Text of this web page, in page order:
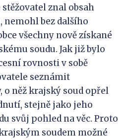
znal obsah
nemohl bez dalšího
všechny nově získané
soudu. Jak již bylo
rovnosti v sobě
seznámit
o něž krajský soud opřel
stejně jako jeho
svůj pohled na věc. Proto
soudem možné